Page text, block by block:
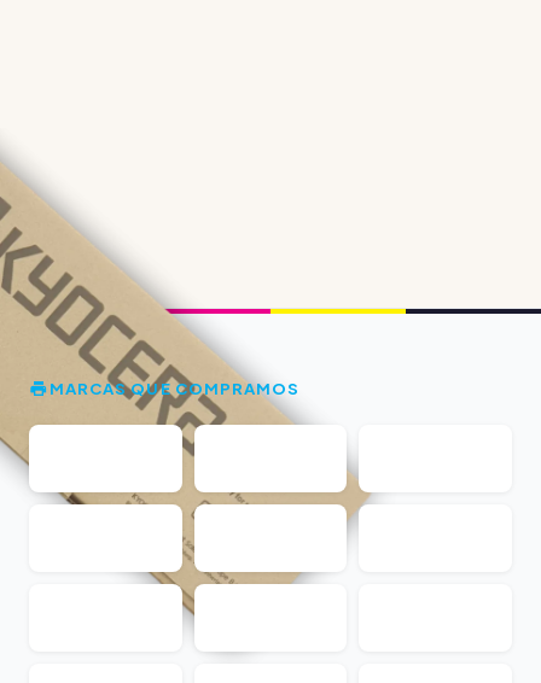
MARCAS QUE COMPRAMOS